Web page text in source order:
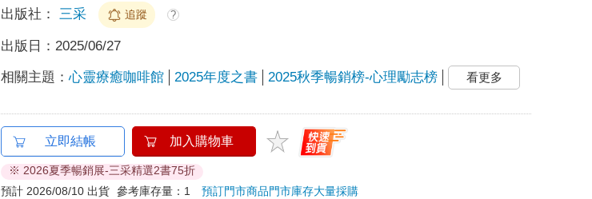
出版社： 三采 追蹤 ?
出版日： 2025/06/27
相關主題：心靈療癒咖啡館 2025年度之書 2025秋季暢銷榜-心理勵志榜 看更多
立即結帳 加入購物車
※ 2026夏季暢銷展-三采精選2書75折
預計 2026/08/10 出貨 參考庫存量：1預訂門市商品門市庫存大量採購